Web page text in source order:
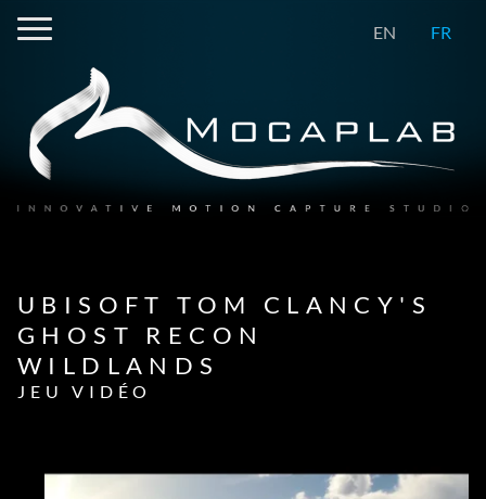
EN FR
UBISOFT TOM CLANCY'S
GHOST RECON
WILDLANDS
JEU VIDÉO